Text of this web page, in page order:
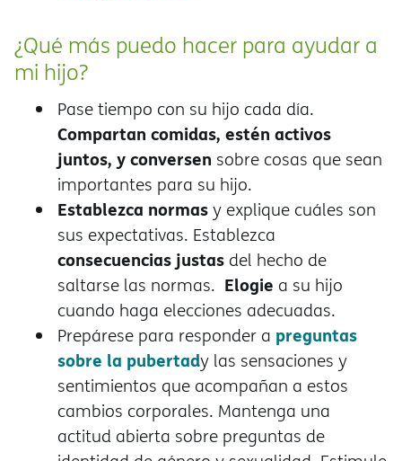
¿Qué más puedo hacer para ayudar a
mi hijo?
Pase tiempo con su hijo cada día.
Compartan comidas, estén activos
juntos, y conversen sobre cosas que sean
importantes para su hijo.
Establezca normasy explique cuáles son
sus expectativas. Establezca
consecuencias justas del hecho de
saltarse las normas. Elogie a su hijo
cuando haga elecciones adecuadas.
Prepárese para responder a preguntas
sobre la pubertady las sensaciones y
sentimientos que acompañan a estos
cambios corporales. Mantenga una
actitud abierta sobre preguntas de